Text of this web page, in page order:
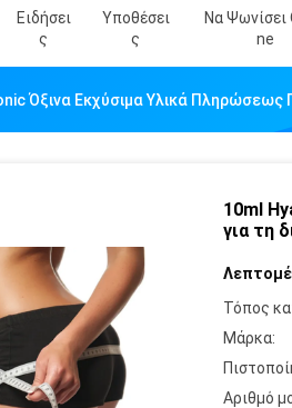
Ειδήσει
Σ
Υποθέσει
Σ
Να Ψωνίσει
Ne
Όξινα Εκχύσιμα Υλικά Πληρώσεως
10ml
για τη
Τόπος
Μάρκα:
Αριθμό